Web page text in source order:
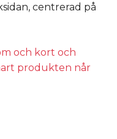
centrerad på
och kort och
produkten når